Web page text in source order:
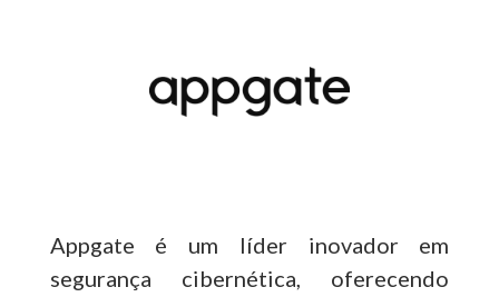
Appgate é um líder inovador em
segurança cibernética, oferecendo